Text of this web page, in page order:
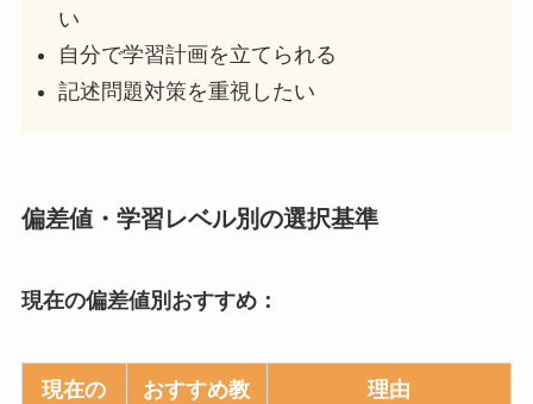
い
自分で学習計画を立てられる
記述問題対策を重視したい
偏差値・学習レベル別の選択基準
現在の偏差値別おすすめ：
現在の
おすすめ教
理由